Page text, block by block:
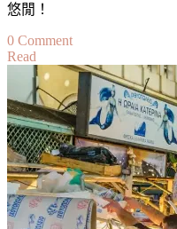
悠閒！
0 Commenton
杜
茲
自
由
行】
列
支
Read